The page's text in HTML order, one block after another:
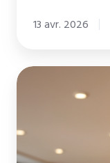
13 avr. 2026
Guide
caméras
de